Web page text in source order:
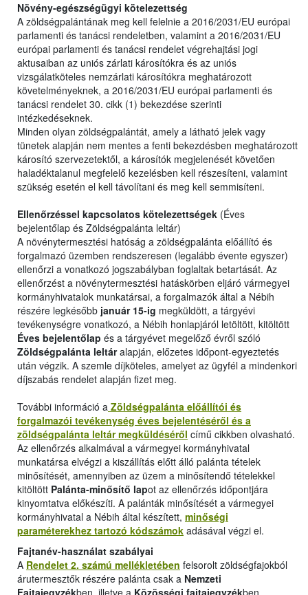
Növény-egészségügyi kötelezettség
A zöldségpalántának meg kell felelnie a 2016/2031/EU európai
parlamenti és tanácsi rendeletben, valamint a 2016/2031/EU
európai parlamenti és tanácsi rendelet végrehajtási jogi
aktusaiban az uniós zárlati károsítókra és az uniós
vizsgálatköteles nemzárlati károsítókra meghatározott
követelményeknek, a 2016/2031/EU európai parlamenti és
tanácsi rendelet 30. cikk (1) bekezdése szerinti
intézkedéseknek.
Minden olyan zöldségpalántát, amely a látható jelek vagy
tünetek alapján nem mentes a fenti bekezdésben meghatározott
károsító szervezetektől, a károsítók megjelenését követően
haladéktalanul megfelelő kezelésben kell részesíteni, valamint
szükség esetén el kell távolítani és meg kell semmisíteni.
Ellenőrzéssel kapcsolatos kötelezettségek (Éves
bejelentőlap és Zöldségpalánta leltár)
A növénytermesztési hatóság a zöldségpalánta előállító és
forgalmazó üzemben rendszeresen (legalább évente egyszer)
ellenőrzi a vonatkozó jogszabályban foglaltak betartását. Az
ellenőrzést a növénytermesztési hatáskörben eljáró vármegyei
kormányhivatalok munkatársai, a forgalmazók által a Nébih
részére legkésőbb január 15-ig megküldött, a tárgyévi
tevékenységre vonatkozó, a Nébih honlapjáról letöltött, kitöltött
Éves bejelentőlap és a tárgyévet megelőző évről szóló
Zöldségpalánta leltáralapján, előzetes időpont-egyeztetés
után végzik. A szemle díjköteles, amelyet az ügyfél a mindenkori
díjszabás rendelet alapján fizet meg.
További információ a Zöldségpalánta előállítói és
forgalmazói tevékenység éves bejelentéséről és a
zöldségpalánta leltár megküldéséről című cikkben olvasható.
Az ellenőrzés alkalmával a vármegyei kormányhivatal
munkatársa elvégzi a kiszállítás előtt álló palánta tételek
minősítését, amennyiben az üzem a minősítendő tételekkel
kitöltött Palánta-minősítő lapot az ellenőrzés időpontjára
kinyomtatva előkészíti. A palánták minősítését a vármegyei
kormányhivatal a Nébih által készített, minőségi
paraméterekhez tartozó kódszámok adásával végzi el.
Fajtanév-használat szabályai
A Rendelet 2. számú mellékletében felsorolt zöldségfajokból
árutermesztők részére palánta csak a Nemzeti